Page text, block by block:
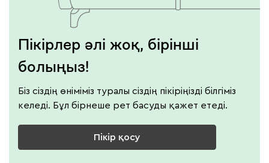
Пікірлер әлі жоқ, бірінші
болыңыз!
Біз сіздің өніміміз туралы сіздің пікіріңізді білгіміз
келеді. Бұл бірнеше рет басуды қажет етеді.
Пікір қосу